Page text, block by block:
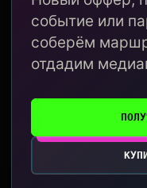
событие или
соберём
отдадим